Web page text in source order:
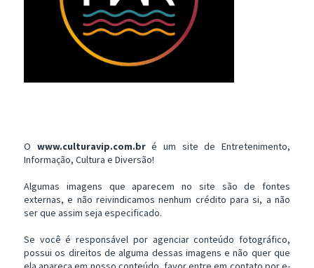
O www.culturavip.com.bré um site de Entretenimento,
Informação, Cultura e Diversão!
Algumas imagens que aparecem no site são de fontes
externas, e não reivindicamos nenhum crédito para si, a não
ser que assim seja especificado.
Se você é responsável por agenciar conteúdo fotográfico,
possui os direitos de alguma dessas imagens e não quer que